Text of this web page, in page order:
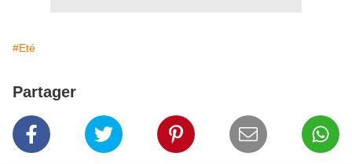
#Eté
Partager